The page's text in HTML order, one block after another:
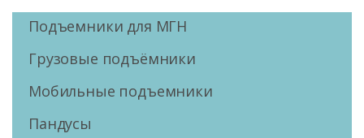
Подъемники для МГН
Грузовые подъёмники
Мобильные подъемники
Пандусы